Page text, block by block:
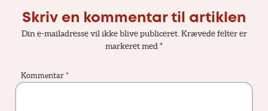
Skriv en kommentar til artiklen
Din e-mailadresse vil ikke blive publiceret. Krævede felter er
markeret med *
Kommentar *